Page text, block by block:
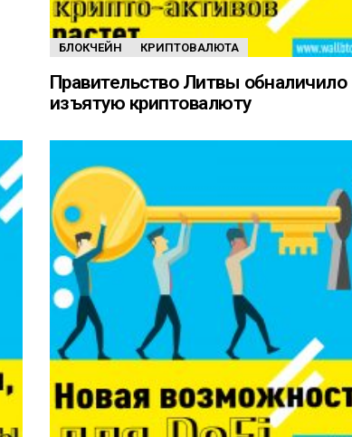
БЛОКЧЕЙН КРИПТОВАЛЮТА
Правительство Литвы обналичило
изъятую криптовалюту